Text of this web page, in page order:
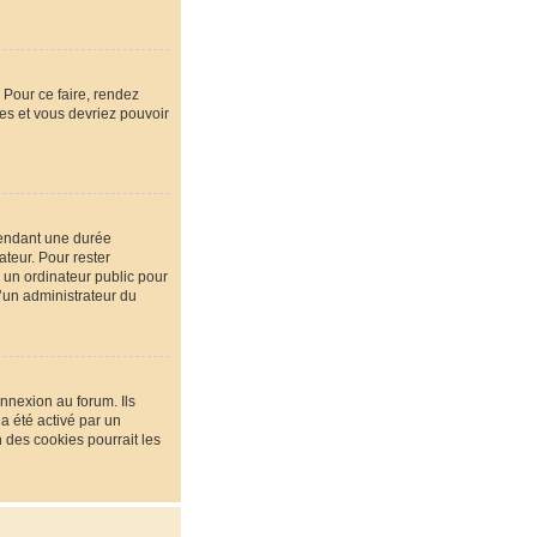
ce faire, rendez
et vous devriez pouvoir
une durée
Pour rester
ordinateur public pour
administrateur du
au forum. Ils
été activé par un
des cookies pourrait les